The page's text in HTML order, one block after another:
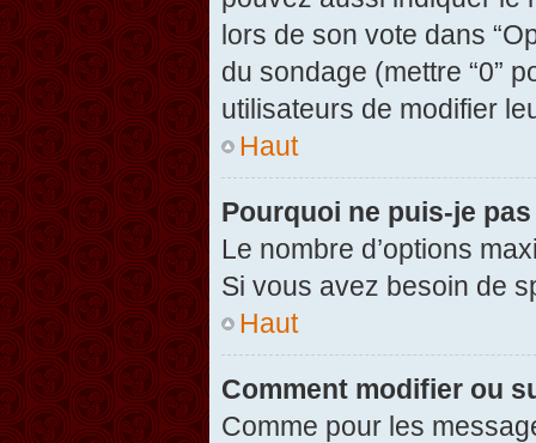
lors de son vote dans
du sondage (mettre “0”
utilisateurs de modifier
Haut
Pourquoi ne puis-je
Le nombre d’options
Si vous avez besoin de
Haut
Comment modifier ou
Comme pour les